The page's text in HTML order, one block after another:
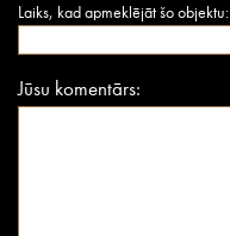
Laiks, kad apmeklējāt šo objektu:
Jūsu komentārs: